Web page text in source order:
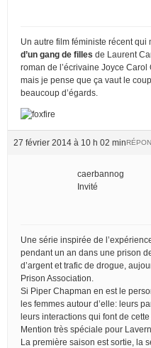
Un autre film féministe récent qui
d’un gang de filles de Laurent
roman de l’écrivaine Joyce Carol
mais je pense que ça vaut le
beaucoup d’égards.
27 février 2014 à 10 h 02 min
caerbannog
Invité
Une série inspirée de
pendant un an dans une prison
d’argent et trafic de drogue,
Prison Association.
Si Piper Chapman en est le
les femmes autour d’elle: leurs
leurs interactions qui font de
Mention très spéciale pour
La première saison est sortie, la